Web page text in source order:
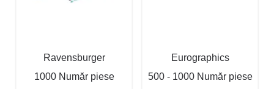
Ravensburger
1000 Număr piese
Eurographics
500 - 1000 Număr piese